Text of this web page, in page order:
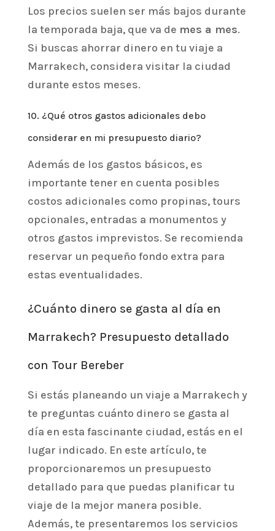
Los precios suelen ser más bajos durante
la temporada baja, que va de mes a mes.
Si buscas ahorrar dinero en tu viaje a
Marrakech, considera visitar la ciudad
durante estos meses.
10. ¿Qué otros gastos adicionales debo
considerar en mi presupuesto diario?
Además de los gastos básicos, es
importante tener en cuenta posibles
costos adicionales como propinas, tours
opcionales, entradas a monumentos y
otros gastos imprevistos. Se recomienda
reservar un pequeño fondo extra para
estas eventualidades.
¿Cuánto dinero se gasta al día en
Marrakech? Presupuesto detallado
con Tour Bereber
Si estás planeando un viaje a Marrakech y
te preguntas cuánto dinero se gasta al
día en esta fascinante ciudad, estás en el
lugar indicado. En este artículo, te
proporcionaremos un presupuesto
detallado para que puedas planificar tu
viaje de la mejor manera posible.
Además, te presentaremos los servicios